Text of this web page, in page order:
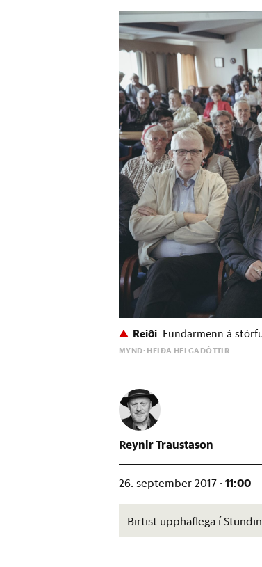
Reiði Fundarmenn á
MYND: HEIÐA HELGADÓTTIR
Reynir Traustason
26. september 2017 ·11:00
Birtist upphaflega í